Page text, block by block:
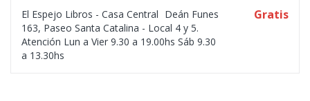
El Espejo Libros - Casa Central Deán Funes
163, Paseo Santa Catalina - Local 4 y 5.
Atención Lun a Vier 9.30 a 19.00hs Sáb 9.30
a 13.30hs
Gratis